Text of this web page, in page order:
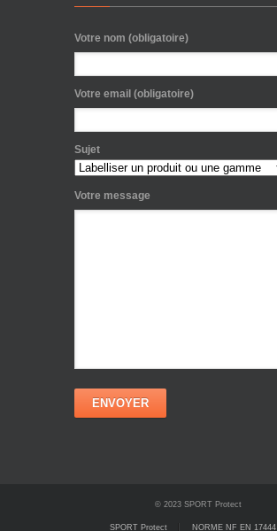
Votre nom (obligatoire)
Votre email (obligatoire)
Sujet
Votre message
© 2023 SPORT Protect
SPORT Protect NORME NF EN 17444